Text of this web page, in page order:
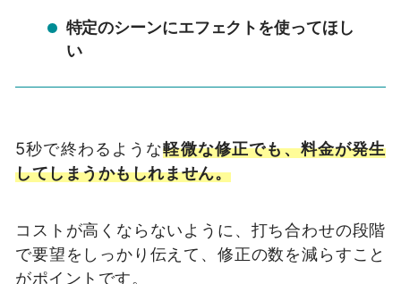
特定のシーンにエフェクトを使ってほし
い
5秒で終わるような軽微な修正でも、料金が発生
してしまうかもしれません。
コストが高くならないように、打ち合わせの段階
で要望をしっかり伝えて、修正の数を減らすこと
がポイントです。